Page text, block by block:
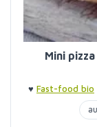
Mini
♥ Fast-food bio